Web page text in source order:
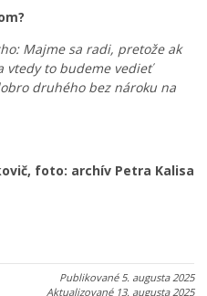
Majme sa radi, pretože ak
vtedy to budeme vedieť
druhého bez nároku na
foto: archív Petra Kalisa
Publikované 5. augusta 2025
Aktualizované 13. augusta 2025